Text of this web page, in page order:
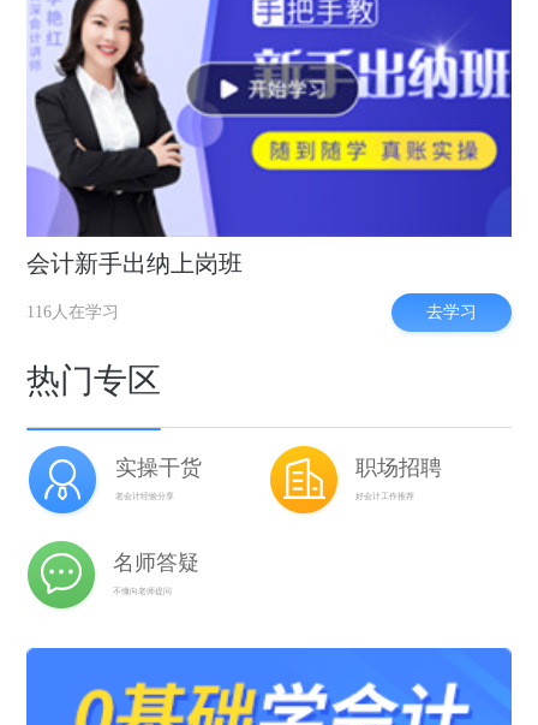
会计新手出纳上岗班
116人在学习 去学习
热门专区
实操干货
老会计经验分享
职场招聘
好会计工作推荐
名师答疑
不懂向老师提问